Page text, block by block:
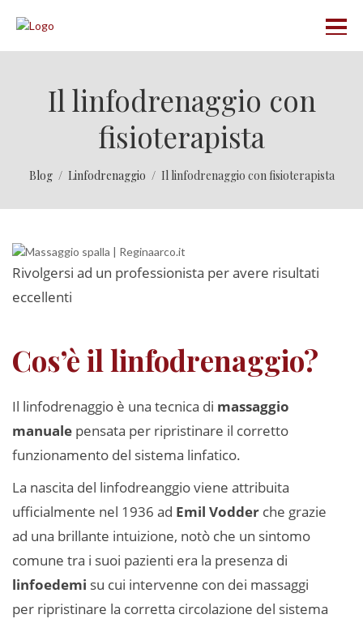
Il linfodrenaggio con
fisioterapista
Blog Linfodrenaggio Il linfodrenaggio con fisioterapista
Rivolgersi ad un professionista per avere risultati
eccellenti
Cos’è il linfodrenaggio?
Il linfodrenaggio è una tecnica di massaggio
manuale pensata per ripristinare il corretto
funzionamento del sistema linfatico.
La nascita del linfodreanggio viene attribuita
ufficialmente nel 1936 ad Emil Vodder che grazie
ad una brillante intuizione, notò che un sintomo
comune tra i suoi pazienti era la presenza di
linfoedemi su cui intervenne con dei massaggi
per ripristinare la corretta circolazione del sistema